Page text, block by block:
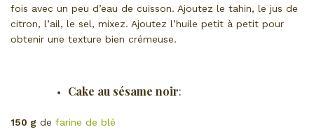
fois avec un peu d’eau de cuisson. Ajoutez le tahin, le jus de
citron, l’ail, le sel, mixez. Ajoutez l’huile petit à petit pour
obtenir une texture bien crémeuse.
Cake au sésame noir:
150 g de farine de blé